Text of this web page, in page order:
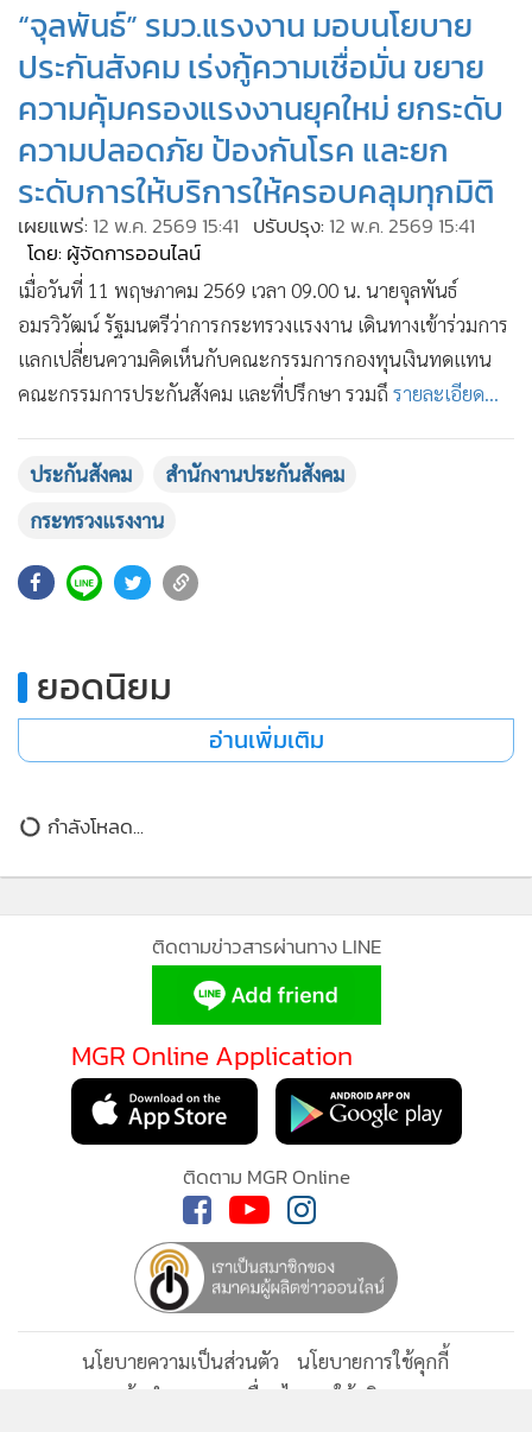
• การเมือง
• ท่องเที่ยว
ต่างประเทศ
• Special Scoop
• เศรษฐกิจ-ธุรกิจ
• จีน
• ชุมชน-คุณภาพชีวิต
• อาชญากรรม
• Motoring
• เกม
SMEs
อินโดจีน
• กองทุนรวม
Celeb Online
•
ญี่ปุ่น
• News1
• Gotomanager
“จุลพันธ์” รมว.แรงงาน มอบนโยบาย
ประกันสังคม เร่งกู้ความเชื่อมั่น ขยาย
ความคุ้มครองแรงงานยุคใหม่ ยกระดับ
ความปลอดภัย ป้องกันโรค และยก
ระดับการให้บริการให้ครอบคลุมทุกมิติ
เผยแพร่: 12 พ.ค. 2569 15:41 ปรับปรุง: 12 พ.ค. 2569 15:41
โดย: ผู้จัดการออนไลน์
เมื่อวันที่ 11 พฤษภาคม 2569 เวลา 09.00 น. นายจุลพันธ์
อมรวิวัฒน์ รัฐมนตรีว่าการกระทรวงแรงงาน เดินทางเข้าร่วมการ
แลกเปลี่ยนความคิดเห็นกับคณะกรรมการกองทุนเงินทดแทน
คณะกรรมการประกันสังคม และที่ปรึกษา รวมถึ รายละเอียด...
ประกันสังคม
สำนักงานประกันสังคม
กระทรวงแรงงาน
ยอดนิยม
อ่านเพิ่มเติม
กำลังโหลด...
ติดตามข่าวสารผ่านทาง LINE
MGR Online Application
ติดตาม MGR Online
นโยบายความเป็นส่วนตัว
นโยบายการใช้คุกกี้
ข้อกำหนดและเงื่อนไขการใช้บริการ